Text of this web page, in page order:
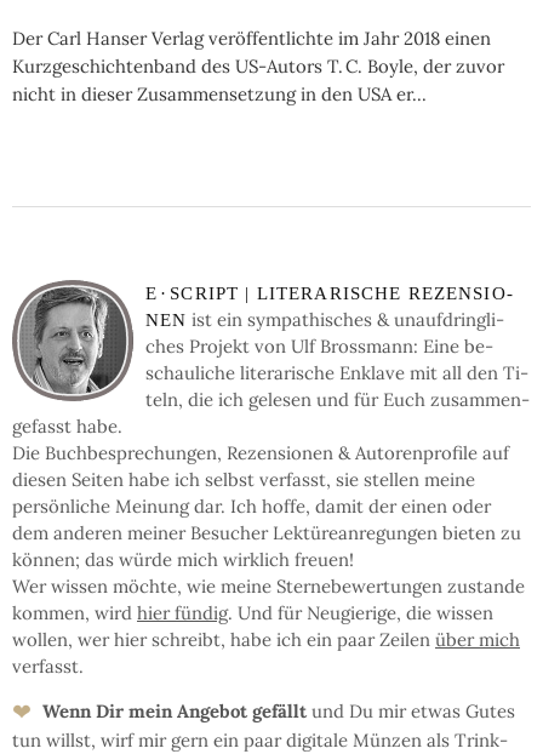
Der Carl Hanser Verlag veröffentlichte im Jahr 2018 einen
Kurzgeschichtenband des US-Autors T. C. Boyle, der zuvor
nicht in dieser Zusammensetzung in den USA er...
E · SCRIPT | LI­TE­RA­RI­SCHE RE­ZEN­SIO­
NEN ist ein sym­pa­thi­sches & un­auf­dring­li­
ches Pro­jekt von Ulf Bross­mann: Eine be­
schau­li­che li­te­ra­ri­sche En­kla­ve mit all den Ti­
teln, die ich ge­le­sen und für Euch zu­sam­men­
ge­fasst habe.
Die Buch­be­spre­chun­gen, Re­zen­sio­nen & Auto­ren­pro­fi­le auf
die­sen Sei­ten ha­be ich selbst ver­fasst, sie stel­len mei­ne
persön­li­che Mei­nung dar. Ich hof­fe, da­mit der einen oder
dem an­de­ren mei­ner Be­su­cher Lek­türe­an­re­gun­gen bie­ten zu
kön­nen; das wür­de mich wirk­lich freu­en!
Wer wis­sen möchte, wie mei­ne Ster­ne­be­wer­tun­gen zu­stan­de
kom­men, wird hier fün­dig. Und für Neu­gie­ri­ge, die wis­sen
wol­len, wer hier schreibt, ha­be ich ein paar Zei­len über mich
ver­fasst.
❤ Wenn Dir mein An­ge­bot ge­fällt und Du mir et­was Gu­tes
tun willst, wirf mir gern ein paar di­gi­ta­le Mün­zen als Trink­